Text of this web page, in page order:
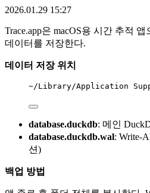
2026.01.29 15:27
Trace.app은 macOS용 시간 추적
데이터를 저장한다.
데이터 저장 위치
~/Library/Application
database.duckdb: 메인
database.duckdb.wal: Write-
션)
백업 방법